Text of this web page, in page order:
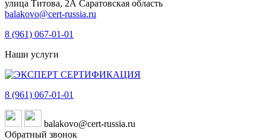
улица Титова, 2А Саратовская область
balakovo@cert-russia.ru
8 (961) 067-01-01
Наши услуги
8 (961) 067-01-01
balakovo@cert-russia.ru
Обратный звонок